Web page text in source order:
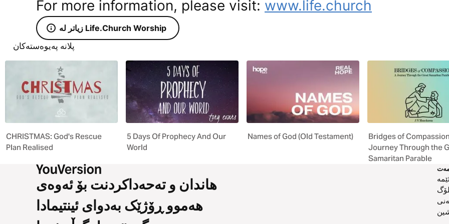
For more information, please visit: www.life.church
زیاتر لە Life.Church Worship
پلانە پەیوەستەکان
CHRISTMAS: God's Rescue
Plan Realised
5 Days Of Prophecy And Our
World
Names of God (Old Testament)
Bridges of Compassion:
Journey Through the
Samaritan Parable
هاندان و تەحەداکردنت بۆ ئەوەی
هەموو ڕۆژێک بەدوای ئینتیمادا